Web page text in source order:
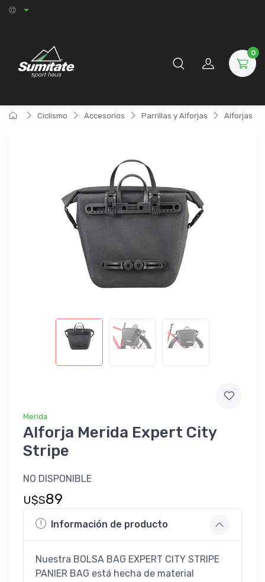
0
Ciclismo Accesorios Parrillas y Alforjas Alforjas
Merida
Alforja Merida Expert City
Stripe
NO DISPONIBLE
U$S89
Información de producto
Nuestra BOLSA BAG EXPERT CITY STRIPE
PANIER BAG está hecha de material